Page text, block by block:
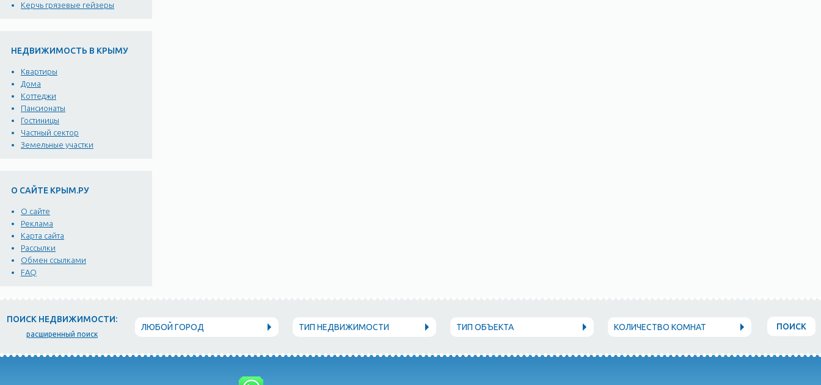
Керчь грязевые гейзеры
НЕДВИЖИМОСТЬ В КРЫМУ
Квартиры
Дома
Коттеджи
Пансионаты
Гостиницы
Частный сектор
Земельные участки
О САЙТЕ КРЫМ.РУ
О сайте
Реклама
Карта сайта
Рассылки
Обмен ссылками
FAQ
ПОИСК НЕДВИЖИМОСТИ:
расширенный поиск
ЛЮБОЙ ГОРОД ТИП НЕДВИЖИМОСТИ ТИП ОБЪЕКТА КОЛИЧЕСТВО КОМНАТ ПОИСК